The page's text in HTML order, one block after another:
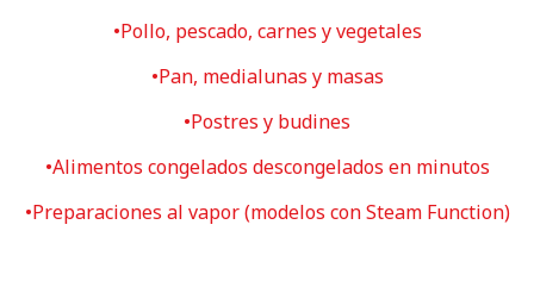
•Pollo, pescado, carnes y vegetales
•Pan, medialunas y masas
•Postres y budines
•Alimentos congelados descongelados en minutos
•Preparaciones al vapor (modelos con Steam Function)